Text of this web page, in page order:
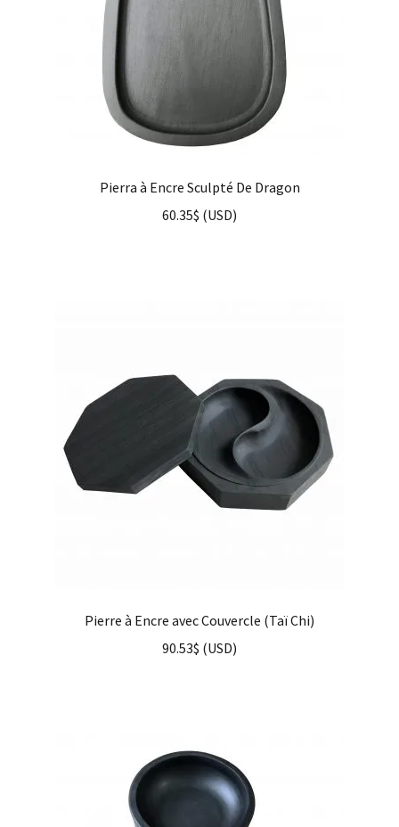
Pierra à Encre Sculpté De Dragon
60.35$ (USD)
Pierre à Encre avec Couvercle (Taï Chi)
90.53$ (USD)